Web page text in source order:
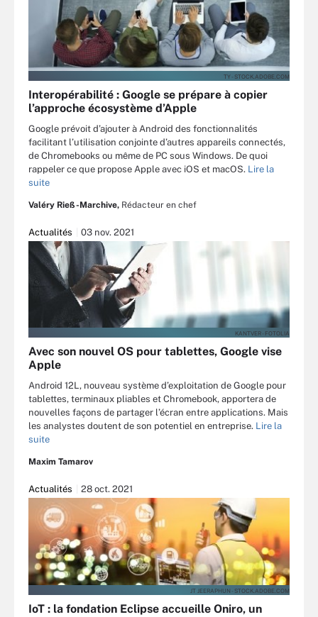
TY - STOCK.ADOBE.COM
Interopérabilité : Google se prépare à copier
l’approche écosystème d’Apple
Google prévoit d’ajouter à Android des fonctionnalités
facilitant l’utilisation conjointe d’autres appareils connectés,
de Chromebooks ou même de PC sous Windows. De quoi
rappeler ce que propose Apple avec iOS et macOS. Lire la
suite
Valéry Rieß-Marchive, Rédacteur en chef
Actualités 03 nov. 2021
KANTVER - FOTOLIA
Avec son nouvel OS pour tablettes, Google vise
Apple
Android 12L, nouveau système d’exploitation de Google pour
tablettes, terminaux pliables et Chromebook, apportera de
nouvelles façons de partager l’écran entre applications. Mais
les analystes doutent de son potentiel en entreprise. Lire la
suite
Maxim Tamarov
Actualités 28 oct. 2021
JT JEERAPHUN - STOCK.ADOBE.COM
IoT : la fondation Eclipse accueille Oniro, un